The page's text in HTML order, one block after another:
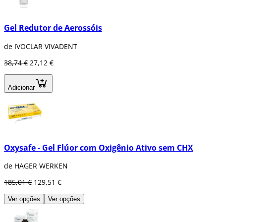
Gel Redutor de Aerossóis
de IVOCLAR VIVADENT
38,74 € 27,12 €
Adicionar
Oxysafe - Gel Flúor com Oxigênio Ativo sem CHX
de HAGER WERKEN
185,01 € 129,51 €
Ver opções Ver opções